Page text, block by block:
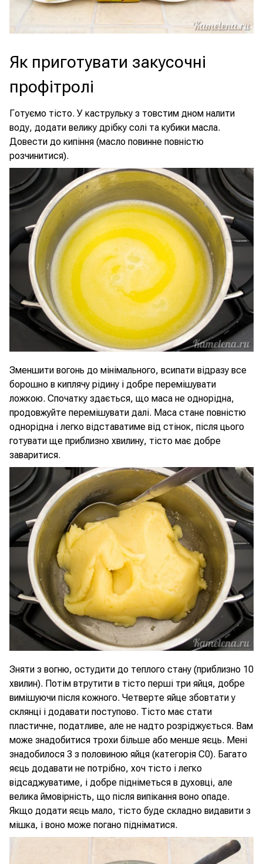
Як приготувати закусочні
профітролі
Готуємо тісто. У каструльку з товстим дном налити
воду, додати велику дрібку солі та кубики масла.
Довести до кипіння (масло повинне повністю
розчинитися).
Зменшити вогонь до мінімального, всипати відразу все
борошно в киплячу рідину і добре перемішувати
ложкою. Спочатку здається, що маса не однорідна,
продовжуйте перемішувати далі. Маса стане повністю
однорідна і легко відставатиме від стінок, після цього
готувати ще приблизно хвилину, тісто має добре
заваритися.
Зняти з вогню, остудити до теплого стану (приблизно 10
хвилин). Потім втрутити в тісто перші три яйця, добре
вимішуючи після кожного. Четверте яйце збовтати у
склянці і додавати поступово. Тісто має стати
пластичне, податливе, але не надто розріджується. Вам
може знадобитися трохи більше або менше яєць. Мені
знадобилося 3 з половиною яйця (категорія С0). Багато
яєць додавати не потрібно, хоч тісто і легко
відсаджуватиме, і добре підніметься в духовці, але
велика ймовірність, що після випікання воно опаде.
Якщо додати яєць мало, тісто буде складно видавити з
мішка, і воно може погано підніматися.